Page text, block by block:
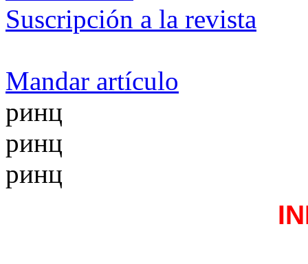
Suscripción a la revista
Mandar artículo
ринц
ринц
ринц